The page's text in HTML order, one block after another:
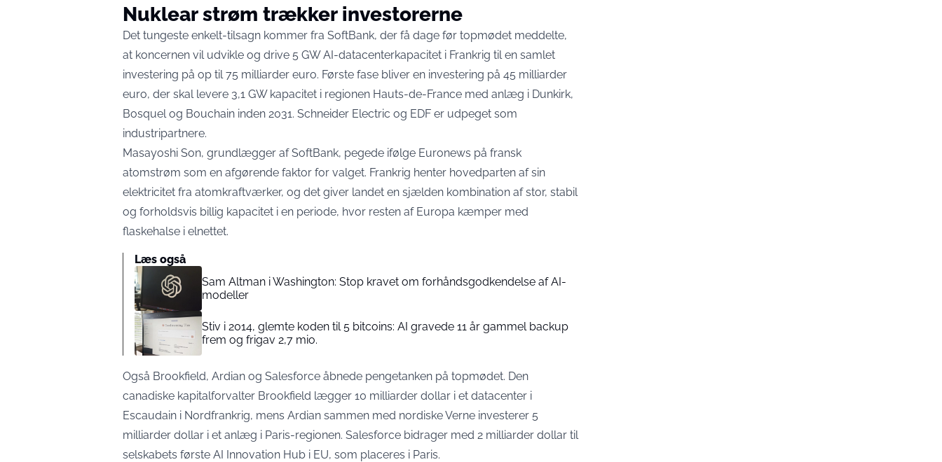
Nuklear strøm trækker investorerne
Det tungeste enkelt-tilsagn kommer fra SoftBank, der få dage før topmødet meddelte,
at koncernen vil udvikle og drive 5 GW AI-datacenterkapacitet i Frankrig til en samlet
investering på op til 75 milliarder euro. Første fase bliver en investering på 45 milliarder
euro, der skal levere 3,1 GW kapacitet i regionen Hauts-de-France med anlæg i Dunkirk,
Bosquel og Bouchain inden 2031. Schneider Electric og EDF er udpeget som
industripartnere.
Masayoshi Son, grundlægger af SoftBank, pegede ifølge Euronews på fransk
atomstrøm som en afgørende faktor for valget. Frankrig henter hovedparten af sin
elektricitet fra atomkraftværker, og det giver landet en sjælden kombination af stor, stabil
og forholdsvis billig kapacitet i en periode, hvor resten af Europa kæmper med
flaskehalse i elnettet.
Læs også
Sam Altman i Washington: Stop kravet om forhåndsgodkendelse af AI-
modeller
Stiv i 2014, glemte koden til 5 bitcoins: AI gravede 11 år gammel backup
frem og frigav 2,7 mio.
Også Brookfield, Ardian og Salesforce åbnede pengetanken på topmødet. Den
canadiske kapitalforvalter Brookfield lægger 10 milliarder dollar i et datacenter i
Escaudain i Nordfrankrig, mens Ardian sammen med nordiske Verne investerer 5
milliarder dollar i et anlæg i Paris-regionen. Salesforce bidrager med 2 milliarder dollar til
selskabets første AI Innovation Hub i EU, som placeres i Paris.